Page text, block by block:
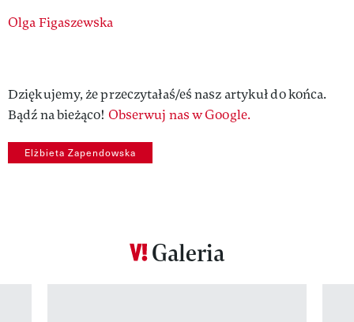
Authors
Olga Figaszewska
Dziękujemy, że przeczytałaś/eś nasz artykuł do końca.
Bądź na bieżąco! Obserwuj nas w Google.
Elżbieta Zapendowska
Galeria